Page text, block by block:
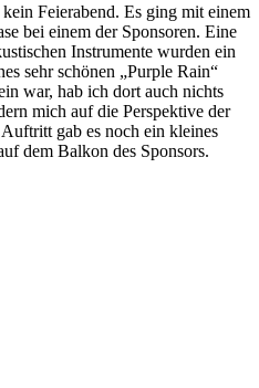
Feierabend. Es ging mit einem
bei einem der Sponsoren. Eine
Instrumente wurden ein
sehr schönen „Purple Rain“
war, hab ich dort auch nichts
mich auf die Perspektive der
gab es noch ein kleines
dem Balkon des Sponsors.